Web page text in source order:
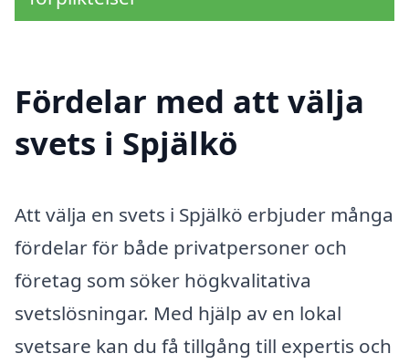
Fördelar med att välja
svets i Spjälkö
Att välja en svets i Spjälkö erbjuder många
fördelar för både privatpersoner och
företag som söker högkvalitativa
svetslösningar. Med hjälp av en lokal
svetsare kan du få tillgång till expertis och